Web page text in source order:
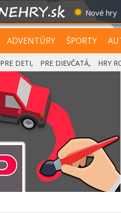
Nové hry
ADVENTÚRY ŠPORTY
PRE DETI, PRE DIEVČATÁ, HRY